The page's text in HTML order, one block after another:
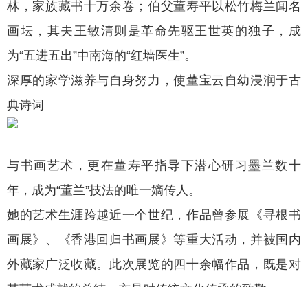
林，家族藏书十万余卷；伯父董寿平以松竹梅兰闻名
画坛，其夫王敏清则是革命先驱王世英的独子，成
为“五进五出”中南海的“红墙医生”。
深厚的家学滋养与自身努力，使董宝云自幼浸润于古
典诗词
与书画艺术，更在董寿平指导下潜心研习墨兰数十
年，成为“董兰”技法的唯一嫡传人。
她的艺术生涯跨越近一个世纪，作品曾参展《寻根书
画展》、《香港回归书画展》等重大活动，并被国内
外藏家广泛收藏。此次展览的四十余幅作品，既是对